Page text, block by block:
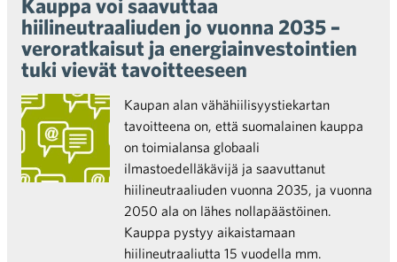
Kauppa voi saavuttaa
hiilineutraaliuden jo vuonna 2035 –
veroratkaisut ja energiainvestointien
tuki vievät tavoitteeseen
Kaupan alan vähähiilisyystiekartan
tavoitteena on, että suomalainen kauppa
on toimialansa globaali
ilmastoedelläkävijä ja saavuttanut
hiilineutraaliuden vuonna 2035, ja vuonna
2050 ala on lähes nollapäästöinen.
Kauppa pystyy aikaistamaan
hiilineutraaliutta 15 vuodella mm.